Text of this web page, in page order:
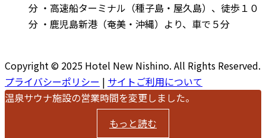
分 ・高速船ターミナル（種子島・屋久島）、徒歩１０
分 ・鹿児島新港（奄美・沖縄）より、車で５分
Copyright © 2025 Hotel New Nishino. All Rights Reserved.
プライバシーポリシー | サイトご利用について
温泉サウナ施設の営業時間を変更しました。
もっと読む